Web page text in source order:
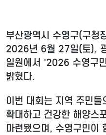
부산광역시 수영구(구청
2026년 6월 27일(토),
일원에서 '2026 수영구
밝혔다.
이번 대회는 지역 주민
확대하고 건강한 해양스
마련됐으며, 수영구민이